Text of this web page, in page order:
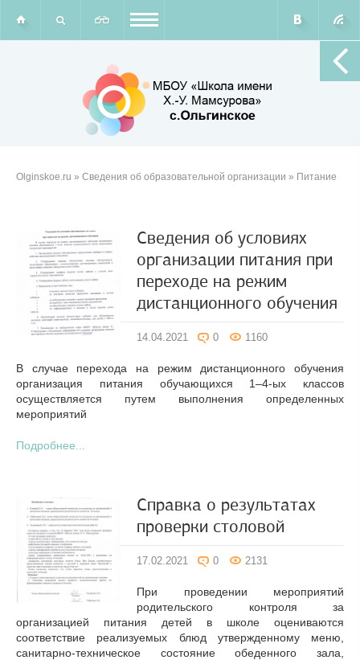
Olginskoe.ru » Сведения об образовательной организации » Питание
Сведения об условиях
организации питания при
переходе на режим
дистанционного обучения
14.04.2021 0 1160
В случае перехода на режим дистанционного обучения
организация питания обучающихся 1–4-ых классов
осуществляется путем выполнения определенных
мероприятий
Подробнее...
Справка о результатах
проверки столовой
17.02.2021 0 2131
При проведении мероприятий
родительского контроля за
организацией питания детей в школе оцениваются
соответствие реализуемых блюд утвержденному меню,
санитарно-техническое состояние обеденного зала,